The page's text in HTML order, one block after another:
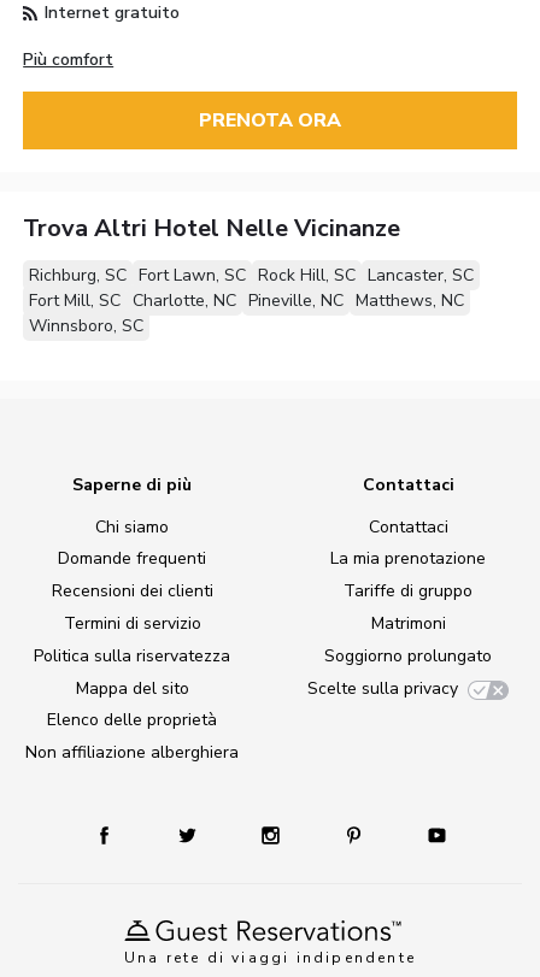
Internet gratuito
Più comfort
PRENOTA ORA
Trova Altri Hotel Nelle Vicinanze
Richburg, SC Fort Lawn, SC Rock Hill, SC Lancaster, SC
Fort Mill, SC Charlotte, NC Pineville, NC Matthews, NC
Winnsboro, SC
Una rete di viaggi indipendente
Saperne di più
Chi siamo
Domande frequenti
Recensioni dei clienti
Termini di servizio
Politica sulla riservatezza
Mappa del sito
Elenco delle proprietà
Non affiliazione alberghiera
Contattaci
Contattaci
La mia prenotazione
Tariffe di gruppo
Matrimoni
Soggiorno prolungato
Scelte sulla privacy